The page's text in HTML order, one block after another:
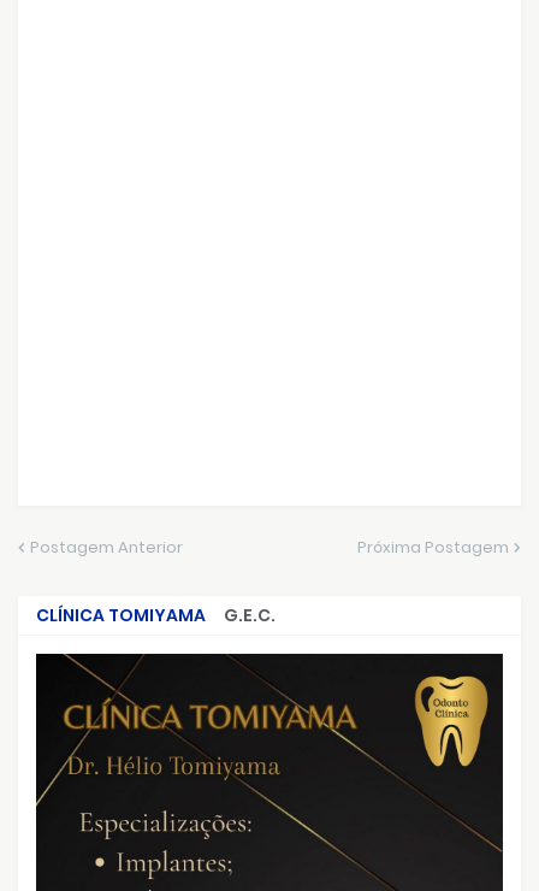
Postagem Anterior Próxima Postagem
CLÍNICA TOMIYAMA
G.E.C.
CRIMES QUE ABALARAM O BRASIL